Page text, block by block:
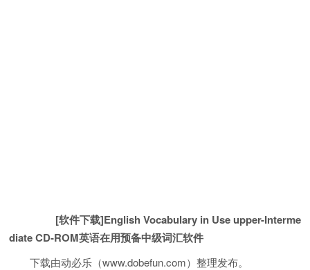
[软件下载]English Vocabulary in Use upper-Interme
diate CD-ROM英语在用预备中级词汇软件
下载由动必乐（www.dobefun.com）整理发布。